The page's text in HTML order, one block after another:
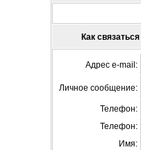
Как
Адрес e-mail:
Личное сообщение:
Телефон:
Телефон:
Имя: